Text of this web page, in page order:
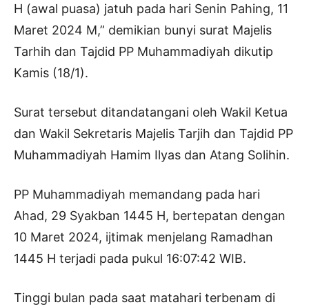
H (awal puasa) jatuh pada hari Senin Pahing, 11
Maret 2024 M,” demikian bunyi surat Majelis
Tarhih dan Tajdid PP Muhammadiyah dikutip
Kamis (18/1).
Surat tersebut ditandatangani oleh Wakil Ketua
dan Wakil Sekretaris Majelis Tarjih dan Tajdid PP
Muhammadiyah Hamim Ilyas dan Atang Solihin.
PP Muhammadiyah memandang pada hari
Ahad, 29 Syakban 1445 H, bertepatan dengan
10 Maret 2024, ijtimak menjelang Ramadhan
1445 H terjadi pada pukul 16:07:42 WIB.
Tinggi bulan pada saat matahari terbenam di